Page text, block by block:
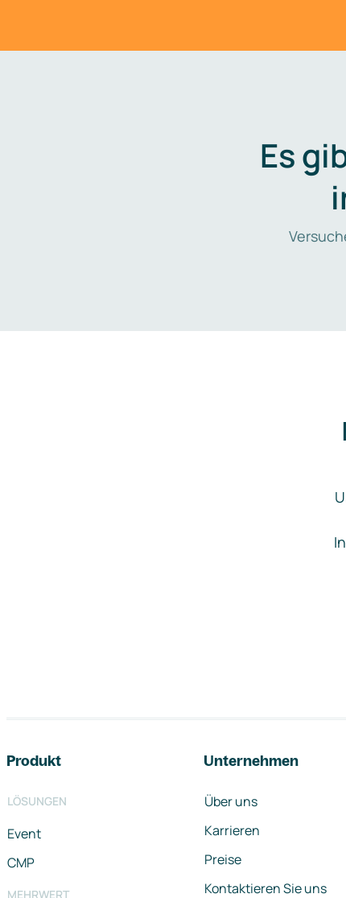
Es
Produkt
LÖSUNGEN
Event
CMP
MEHRWERT
Unternehmen
Über uns
Karrieren
Preise
Kontaktieren Sie uns